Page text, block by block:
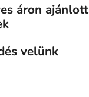
áron ajánlott
velünk